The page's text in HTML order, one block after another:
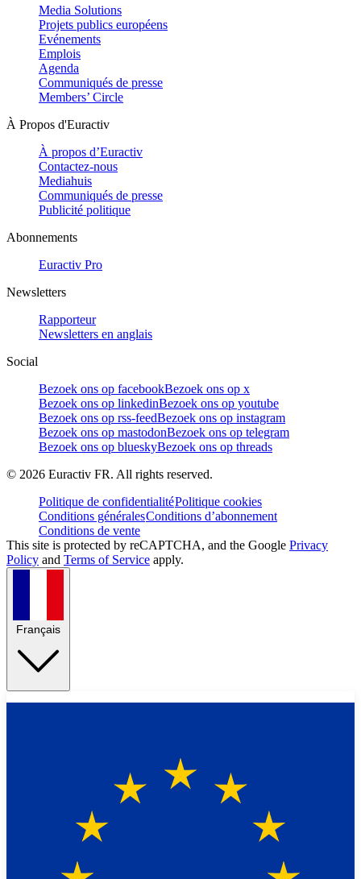
Media Solutions
Projets publics européens
Evénements
Emplois
Agenda
Communiqués de presse
Members’ Circle
À Propos d'Euractiv
À propos d’Euractiv
Contactez-nous
Mediahuis
Communiqués de presse
Publicité politique
Abonnements
Euractiv Pro
Newsletters
Rapporteur
Newsletters en anglais
Social
Bezoek ons op facebookBezoek ons op x
Bezoek ons op linkedinBezoek ons op youtube
Bezoek ons op rss-feedBezoek ons op instagram
Bezoek ons op mastodonBezoek ons op telegram
Bezoek ons op blueskyBezoek ons op threads
© 2026 Euractiv FR. All rights reserved.
Politique de confidentialitéPolitique cookies
Conditions généralesConditions d’abonnement
Conditions de vente
This site is protected by reCAPTCHA, and the Google Privacy
Policy and Terms of Service apply.
Français